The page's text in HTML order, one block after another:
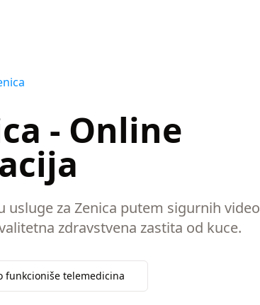
- Online
za Zenica putem sigurnih video
zdravstvena zastita od kuce.
funkcioniše telemedicina